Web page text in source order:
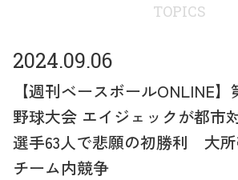
TOPICS
2024.09.06
【週刊ベースボールONLINE
野球大会 エイジェックが都市
選手63人で悲願の初勝利 大
チーム内競争